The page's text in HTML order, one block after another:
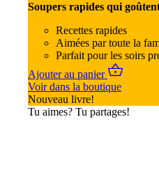
Soupers rapides qui
Recettes rapides
Aimées par toute la
Parfait pour les soirs
Ajouter au panier
Voir dans la boutique
Nouveau livre!
Tu aimes? Tu partages!